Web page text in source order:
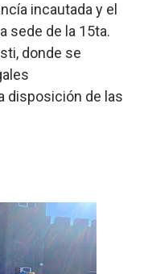
incautada y el
sede de la 15ta.
donde se
disposición de las